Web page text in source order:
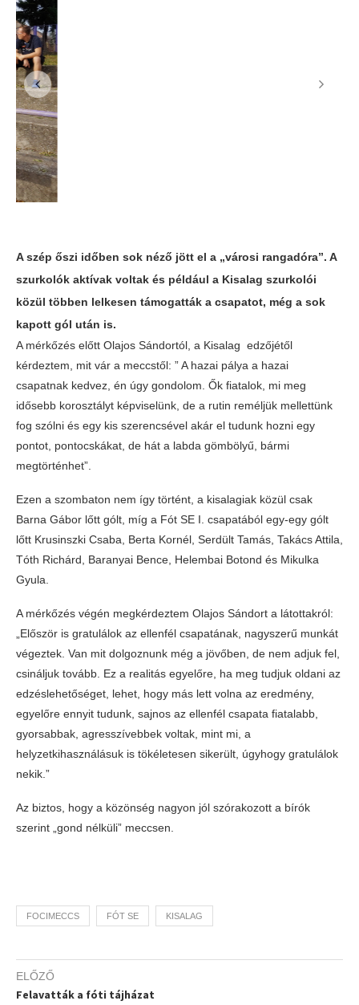
A szép őszi időben sok néző jött el a „városi rangadóra”. A
szurkolók aktívak voltak és például a Kisalag szurkolói
közül többen lelkesen támogatták a csapatot, még a sok
kapott gól után is.
A mérkőzés előtt Olajos Sándortól, a Kisalag edzőjétől
kérdeztem, mit vár a meccstől: ” A hazai pálya a hazai
csapatnak kedvez, én úgy gondolom. Ők fiatalok, mi meg
idősebb korosztályt képviselünk, de a rutin reméljük mellettünk
fog szólni és egy kis szerencsével akár el tudunk hozni egy
pontot, pontocskákat, de hát a labda gömbölyű, bármi
megtörténhet”.
Ezen a szombaton nem így történt, a kisalagiak közül csak
Barna Gábor lőtt gólt, míg a Fót SE I. csapatából egy-egy gólt
lőtt Krusinszki Csaba, Berta Kornél, Serdült Tamás, Takács Attila,
Tóth Richárd, Baranyai Bence, Helembai Botond és Mikulka
Gyula.
A mérkőzés végén megkérdeztem Olajos Sándort a látottakról:
„Először is gratulálok az ellenfél csapatának, nagyszerű munkát
végeztek. Van mit dolgoznunk még a jövőben, de nem adjuk fel,
csináljuk tovább. Ez a realitás egyelőre, ha meg tudjuk oldani az
edzéslehetőséget, lehet, hogy más lett volna az eredmény,
egyelőre ennyit tudunk, sajnos az ellenfél csapata fiatalabb,
gyorsabbak, agresszívebbek voltak, mint mi, a
helyzetkihasználásuk is tökéletesen sikerült, úgyhogy gratulálok
nekik.”
Az biztos, hogy a közönség nagyon jól szórakozott a bírók
szerint „gond nélküli” meccsen.
FOCIMECCS FÓT SE KISALAG
ELŐZŐ
Felavatták a fóti tájházat